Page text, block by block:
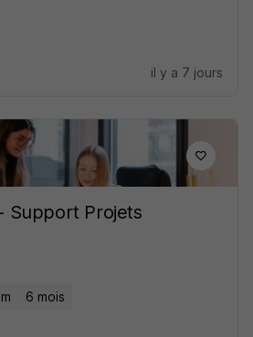
il y a 7 jours
Support Projets
6 mois